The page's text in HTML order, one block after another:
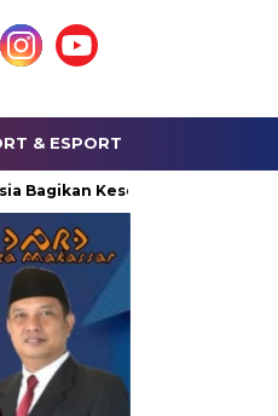
& ESPORT
Keseruan Saat Liputan